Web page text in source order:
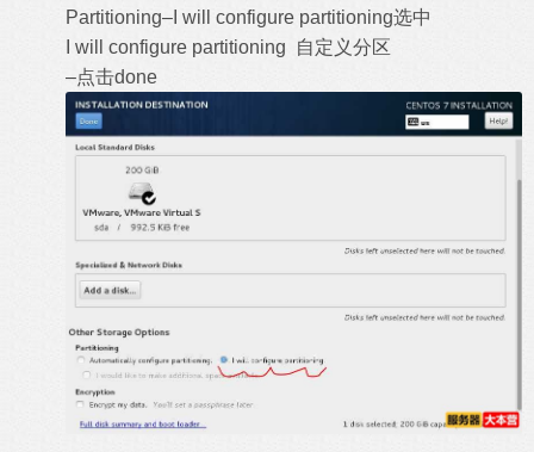
Partitioning–I will configure partitioning选中
I will configure partitioning 自定义分区
–点击done